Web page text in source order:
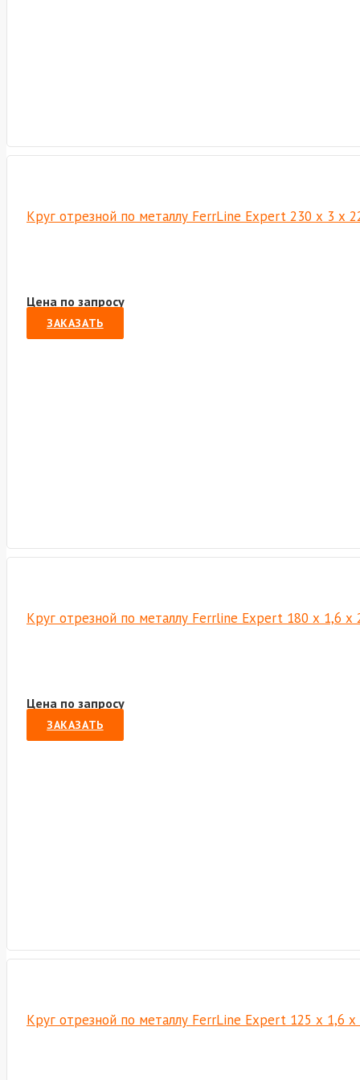
Круг отрезной по металлу FerrLine Expert 230 х 3 х
Цена по запросу
ЗАКАЗАТЬ
Круг отрезной по металлу Ferrline Expert 180 х 1,6 х
Цена по запросу
ЗАКАЗАТЬ
Круг отрезной по металлу FerrLine Expert 125 х 1,6